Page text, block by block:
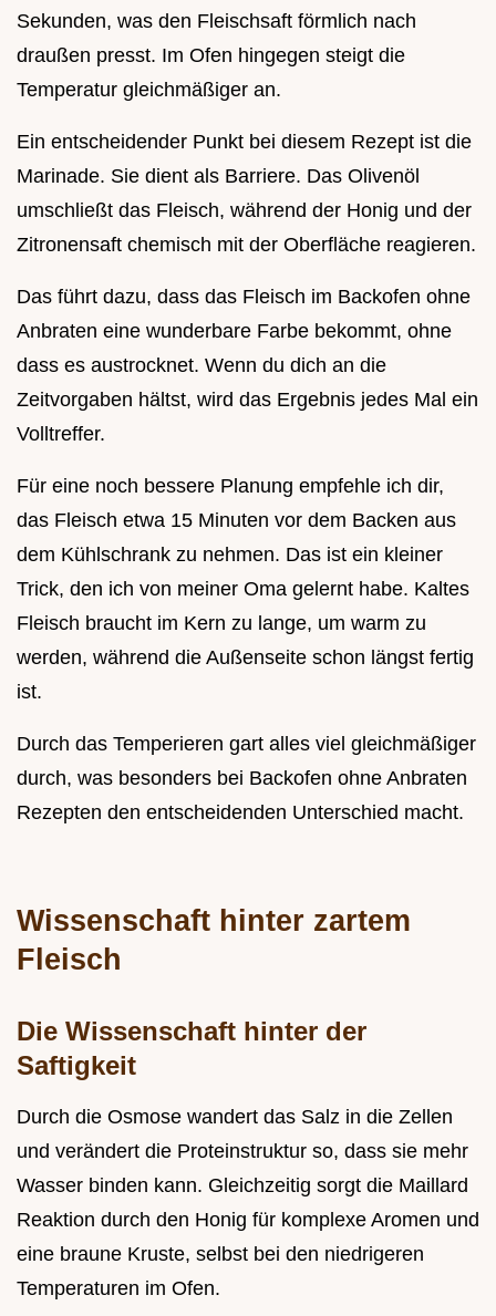
Sekunden, was den Fleischsaft förmlich nach
draußen presst. Im Ofen hingegen steigt die
Temperatur gleichmäßiger an.
Ein entscheidender Punkt bei diesem Rezept ist die
Marinade. Sie dient als Barriere. Das Olivenöl
umschließt das Fleisch, während der Honig und der
Zitronensaft chemisch mit der Oberfläche reagieren.
Das führt dazu, dass das Fleisch im Backofen ohne
Anbraten eine wunderbare Farbe bekommt, ohne
dass es austrocknet. Wenn du dich an die
Zeitvorgaben hältst, wird das Ergebnis jedes Mal ein
Volltreffer.
Für eine noch bessere Planung empfehle ich dir,
das Fleisch etwa 15 Minuten vor dem Backen aus
dem Kühlschrank zu nehmen. Das ist ein kleiner
Trick, den ich von meiner Oma gelernt habe. Kaltes
Fleisch braucht im Kern zu lange, um warm zu
werden, während die Außenseite schon längst fertig
ist.
Durch das Temperieren gart alles viel gleichmäßiger
durch, was besonders bei Backofen ohne Anbraten
Rezepten den entscheidenden Unterschied macht.
Wissenschaft hinter zartem
Fleisch
Die Wissenschaft hinter der
Saftigkeit
Durch die Osmose wandert das Salz in die Zellen
und verändert die Proteinstruktur so, dass sie mehr
Wasser binden kann. Gleichzeitig sorgt die Maillard
Reaktion durch den Honig für komplexe Aromen und
eine braune Kruste, selbst bei den niedrigeren
Temperaturen im Ofen.